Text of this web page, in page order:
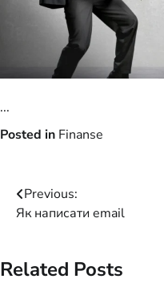
...
Posted in Finanse
Post
Previous:
Як написати email
Related Posts